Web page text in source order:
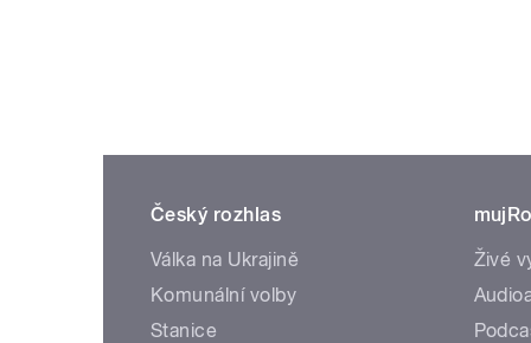
Český rozhlas
Válka na Ukrajině
Komunální volby
Stanice
Živé